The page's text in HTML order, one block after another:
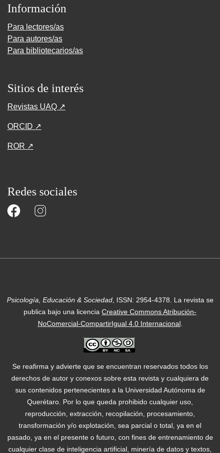
Información
Para lectores/as
Para autores/as
Para bibliotecarios/as
Sitios de interés
Revistas UAQ ↗
ORCID ↗
ROR ↗
Redes sociales
Psicología, Educación & Sociedad, ISSN: 2954-4378. La revista se
publica bajo una licencia Creative Commons Atribución-
NoComercial-CompartirIgual 4.0 Internacional.
Se reafirma y advierte que se encuentran reservados todos los
derechos de autor y conexos sobre esta revista y cualquiera de
sus contenidos pertenecientes a la Universidad Autónoma de
Querétaro. Por lo que queda prohibido cualquier uso,
reproducción, extracción, recopilación, procesamiento,
transformación y/o explotación, sea parcial o total, ya en el
pasado, ya en el presente o futuro, con fines de entrenamiento de
cualquier clase de inteligencia artificial, minería de datos y textos,